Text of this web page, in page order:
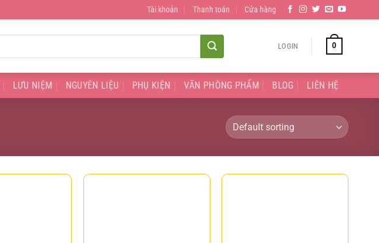
Tài khoản Thanh toán Cửa hàng
LOGIN 0
LƯU NIỆM NGUYÊN LIỆU PHỤ KIỆN VĂN PHÒNG PHẨM BLOG LIÊN HỆ